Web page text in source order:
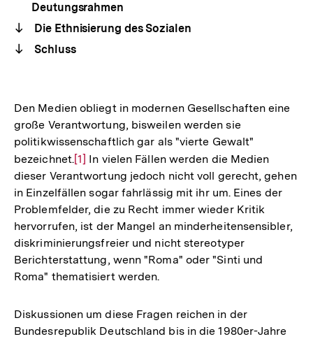
Deutungsrahmen
Die Ethnisierung des Sozialen
Schluss
Den Medien obliegt in modernen Gesellschaften eine
große Verantwortung, bisweilen werden sie
politikwissenschaftlich gar als "vierte Gewalt"
bezeichnet.Zur
Auflösung
der
Fußnote
[1] In vielen Fällen werden die Medien
dieser Verantwortung jedoch nicht voll gerecht, gehen
in Einzelfällen sogar fahrlässig mit ihr um. Eines der
Problemfelder, die zu Recht immer wieder Kritik
hervorrufen, ist der Mangel an minderheitensensibler,
diskriminierungsfreier und nicht stereotyper
Berichterstattung, wenn "Roma" oder "Sinti und
Roma" thematisiert werden.
Diskussionen um diese Fragen reichen in der
Bundesrepublik Deutschland bis in die 1980er-Jahre